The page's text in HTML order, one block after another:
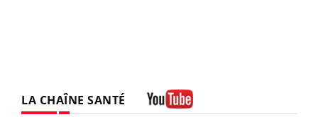
LA CHAÎNE SANTÉ